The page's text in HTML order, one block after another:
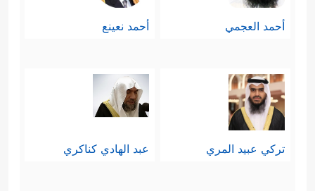
أحمد العجمي أحمد نعينع
تركي عبيد المري عبد الهادي كناكري